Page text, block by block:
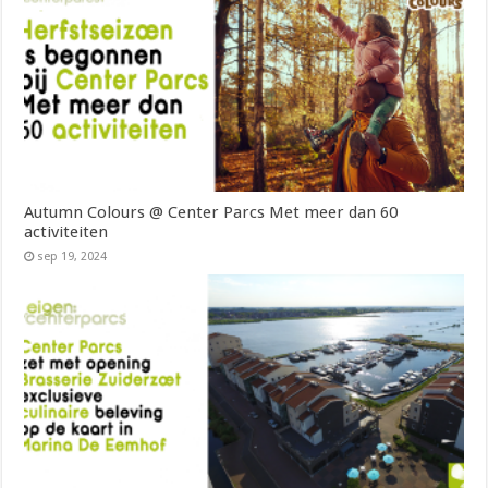
Autumn Colours @ Center Parcs Met meer dan 60
activiteiten
sep 19, 2024